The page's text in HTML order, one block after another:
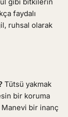
faydalı
ruhsal olarak
Tütsü yakmak
bir koruma
Manevi bir inanç